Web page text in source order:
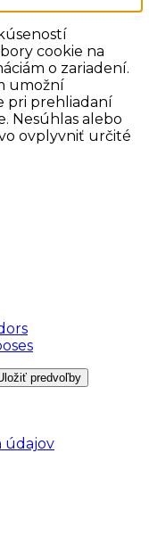
cookie na
o zariadení.
umožní
pri prehliadaní
Nesúhlas alebo
ovplyvniť určité
predvoľby
údajov